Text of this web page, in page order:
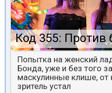
Код 355: Против
Попытка на женский
Бонда, уже и без того
маскулинные клише, от
зритель устал